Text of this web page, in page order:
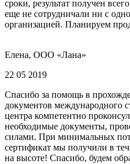
сроки, результат получен
еще не сотрудничали ни с
организацией. Планируем
Елена, ООО «Лана»
22 05 2019
Спасибо за помощь в
документов международного
центра компетентно
необходимые документы,
силами. При минимальных
сертификат мы получили в
на высоте! Спасибо, будем